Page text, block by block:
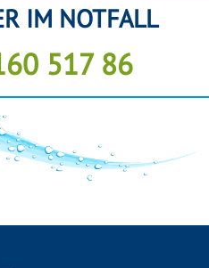
IM NOTFALL
517 86